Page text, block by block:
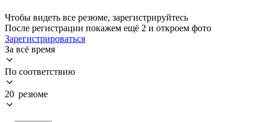
Чтобы видеть все резюме, зарегистрируйтесь
После регистрации покажем ещё 2 и откроем фото
Зарегистрироваться
За всё время
По соответствию
20 резюме